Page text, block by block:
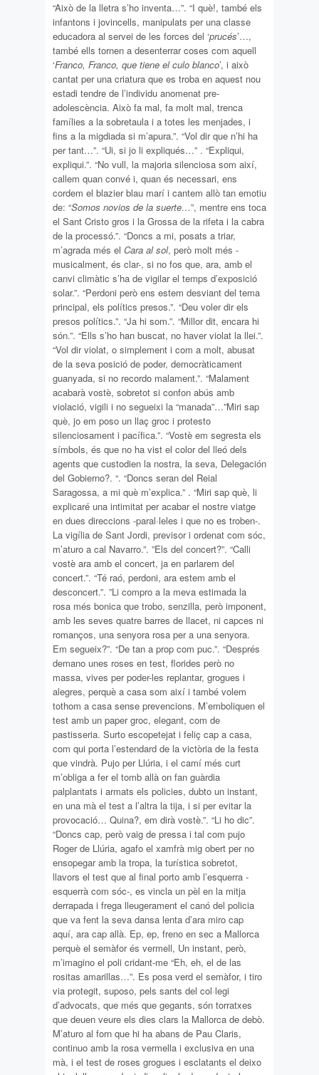
“Això de la lletra s’ho inventa…”. “I què!, també els
infantons i jovincells, manipulats per una classe
educadora al servei de les forces del ‘prucés’…,
també ells tornen a desenterrar coses com aquell
‘Franco, Franco, que tiene el culo blanco’, i això
cantat per una criatura que es troba en aquest nou
estadi tendre de l’individu anomenat pre-
adolescència. Això fa mal, fa molt mal, trenca
famílies a la sobretaula i a totes les menjades, i
fins a la migdiada si m’apura.”. “Vol dir que n’hi ha
per tant…”. “Ui, si jo li expliqués…” . “Expliqui,
expliqui.”. “No vull, la majoria silenciosa som així,
callem quan convé i, quan és necessari, ens
cordem el blazier blau marí i cantem allò tan emotiu
de: “Somos novios de la suerte…”, mentre ens toca
el Sant Cristo gros i la Grossa de la rifeta i la cabra
de la processó.”. “Doncs a mi, posats a triar,
m’agrada més el Cara al sol, però molt més -
musicalment, és clar-, si no fos que, ara, amb el
canvi climàtic s’ha de vigilar el temps d’exposició
solar.”. “Perdoni però ens estem desviant del tema
principal, els polítics presos.”. “Deu voler dir els
presos polítics.”. “Ja hi som.”. “Millor dit, encara hi
són.”. “Ells s’ho han buscat, no haver violat la llei.”.
“Vol dir violat, o simplement i com a molt, abusat
de la seva posició de poder, democràticament
guanyada, si no recordo malament.”. “Malament
acabarà vostè, sobretot si confon abús amb
violació, vigili i no segueixi la “manada”…”Miri sap
què, jo em poso un llaç groc i protesto
silenciosament i pacífica.”. “Vostè em segresta els
símbols, és que no ha vist el color del lleó dels
agents que custodien la nostra, la seva, Delegación
del Gobierno?. “. “Doncs seran del Reial
Saragossa, a mi què m’explica.” . “Miri sap què, li
explicaré una intimitat per acabar el nostre viatge
en dues direccions -paral·leles i que no es troben-.
La vigília de Sant Jordi, previsor i ordenat com sóc,
m’aturo a cal Navarro.”. ”Els del concert?”. “Calli
vostè ara amb el concert, ja en parlarem del
concert.”. “Té raó, perdoni, ara estem amb el
desconcert.”. ”Li compro a la meva estimada la
rosa més bonica que trobo, senzilla, però imponent,
amb les seves quatre barres de llacet, ni capces ni
romanços, una senyora rosa per a una senyora.
Em segueix?”. “De tan a prop com puc.”. “Després
demano unes roses en test, florides però no
massa, vives per poder-les replantar, grogues i
alegres, perquè a casa som així i també volem
tothom a casa sense prevencions. M’emboliquen el
test amb un paper groc, elegant, com de
pastisseria. Surto escopetejat i feliç cap a casa,
com qui porta l’estendard de la victòria de la festa
que vindrà. Pujo per Llúria, i el camí més curt
m’obliga a fer el tomb allà on fan guàrdia
palplantats i armats els policies, dubto un instant,
en una mà el test a l’altra la tija, i si per evitar la
provocació… Quina?, em dirà vostè.”. “Li ho dic”.
“Doncs cap, però vaig de pressa i tal com pujo
Roger de Llúria, agafo el xamfrà mig obert per no
ensopegar amb la tropa, la turística sobretot,
llavors el test que al final porto amb l’esquerra -
esquerrà com sóc-, es vincla un pèl en la mitja
derrapada i frega lleugerament el canó del policia
que va fent la seva dansa lenta d’ara miro cap
aquí, ara cap allà. Ep, ep, freno en sec a Mallorca
perquè el semàfor és vermell, Un instant, però,
m’imagino el poli cridant-me “Eh, eh, el de las
rositas amarillas…”. Es posa verd el semàfor, i tiro
via protegit, suposo, pels sants del col·legi
d’advocats, que més que gegants, són torratxes
que deuen veure els dies clars la Mallorca de debò.
M’aturo al forn que hi ha abans de Pau Claris,
continuo amb la rosa vermella i exclusiva en una
mà, i el test de roses grogues i esclatants el deixo